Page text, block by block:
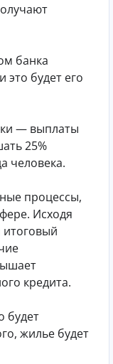
банка
это будет его
— выплаты
25%
человека.
процессы,
Исходя
итоговый
кредита.
будет
жилье будет